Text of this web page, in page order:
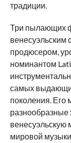
традиции.
Три пылающих
венесуэльским
продюсером,
номинантом
самых
поколения. Его
разнообразные
венесуэльскую
мировой